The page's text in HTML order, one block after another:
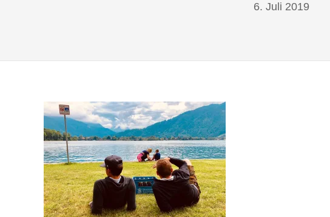
6. Juli 2019